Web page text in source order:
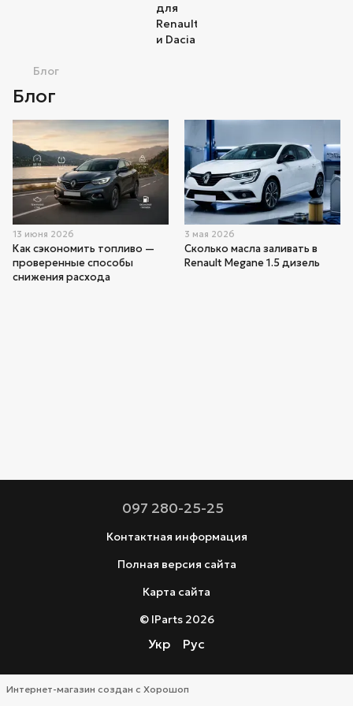
Блог
Блог
13 июня 2026
Как сэкономить топливо —
проверенные способы
снижения расхода
3 мая 2026
Сколько масла заливать в
Renault Megane 1.5 дизель
097 280-25-25
Контактная информация
Полная версия сайта
Карта сайта
© IParts 2026
Укр Рус
Интернет-магазин создан с Хорошоп